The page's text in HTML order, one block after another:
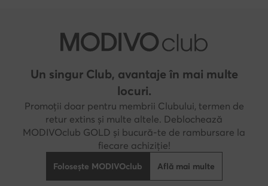
Un singur Club, avantaje în mai multe
locuri.
Promoții doar pentru membrii Clubului, termen de
retur extins și multe altele. Deblochează
MODIVOclub GOLD și bucură-te de rambursare la
fiecare achiziție!
Folosește MODIVOclub Află mai multe